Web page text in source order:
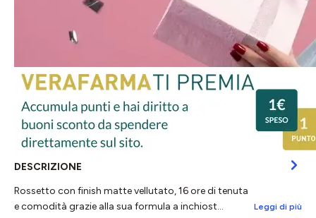
DESCRIZIONE
Rossetto con finish matte vellutato, 16 ore di tenuta
e comodità grazie alla sua formula a inchiost…
Leggi di più